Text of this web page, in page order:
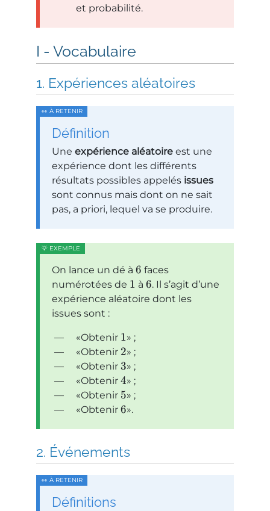
et probabilité.
Vocabulaire
Expériences aléatoires
Définition
Une expérience aléatoire est une
expérience dont les différents
résultats possibles appelés issues
sont connus mais dont on ne sait
pas, a priori, lequel va se produire.
On lance un dé à 6 faces
numérotées de 1 à 6. Il s’agit d’une
expérience aléatoire dont les
issues sont :
Obtenir 1
;
Obtenir 2
;
Obtenir 3
;
Obtenir 4
;
Obtenir 5
;
Obtenir 6 .
Événements
Définitions